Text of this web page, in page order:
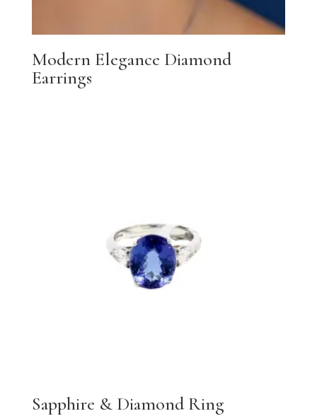
Modern Elegance Diamond
Earrings
Sapphire & Diamond Ring